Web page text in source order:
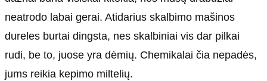
neatrodo labai gerai. Atidarius skalbimo mašinos
dureles burtai dingsta, nes skalbiniai vis dar pilkai
rudi, be to, juose yra dėmių. Chemikalai čia nepadės,
jums reikia kepimo miltelių.